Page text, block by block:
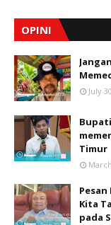
OPINI
July
Timur
Kita
pada